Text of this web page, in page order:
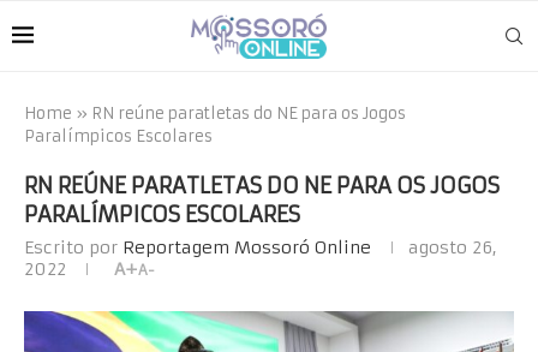
Home » RN reúne paratletas do NE para os Jogos
Paralímpicos Escolares
RN REÚNE PARATLETAS DO NE PARA OS JOGOS
PARALÍMPICOS ESCOLARES
Escrito por Reportagem Mossoró Online
agosto 26,
2022
A+A-